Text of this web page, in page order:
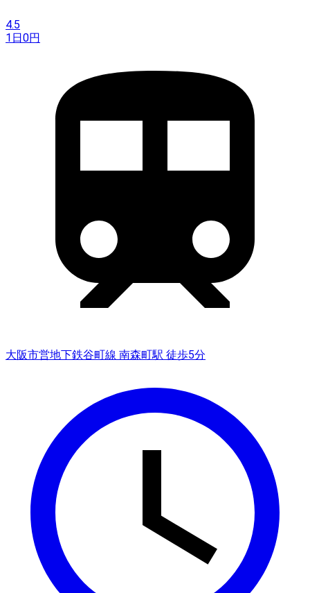
4.5
1日0円
大阪市営地下鉄谷町線 南森町駅 徒歩5分